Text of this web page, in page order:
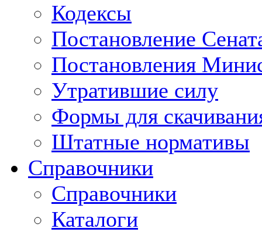
Кодексы
Постановление
Постановления
Утратившие силу
Формы для
Штатные нормативы
Справочники
Справочники
Каталоги